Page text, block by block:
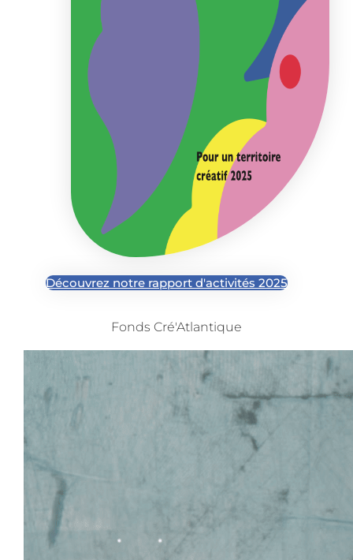
Découvrez notre rapport d'activités 2025
Fonds Cré'Atlantique